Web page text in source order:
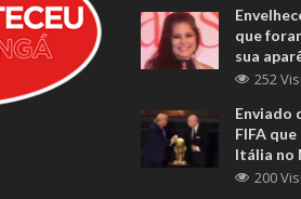
que
sua
252
Enviado
FIFA
Itália no
200